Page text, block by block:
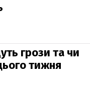
грози та чи
тижня